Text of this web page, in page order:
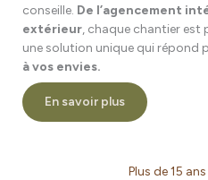
conseille. De l’agencement
extérieur, chaque chantier est
une solution unique qui répond
à vos envies.
En savoir plus
Plus de 15